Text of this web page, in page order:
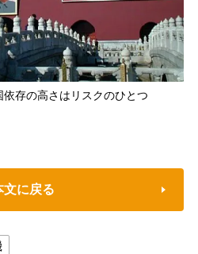
依存の高さはリスクのひとつ
文に戻る